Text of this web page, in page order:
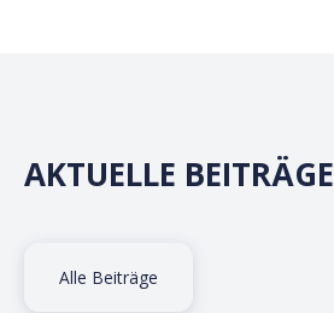
AKTUELLE BEITRÄGE
Alle Beiträge